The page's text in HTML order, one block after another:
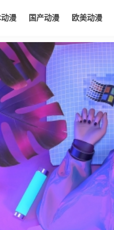
动漫 国产动漫 欧美动漫
动漫 动漫电影 动态漫画